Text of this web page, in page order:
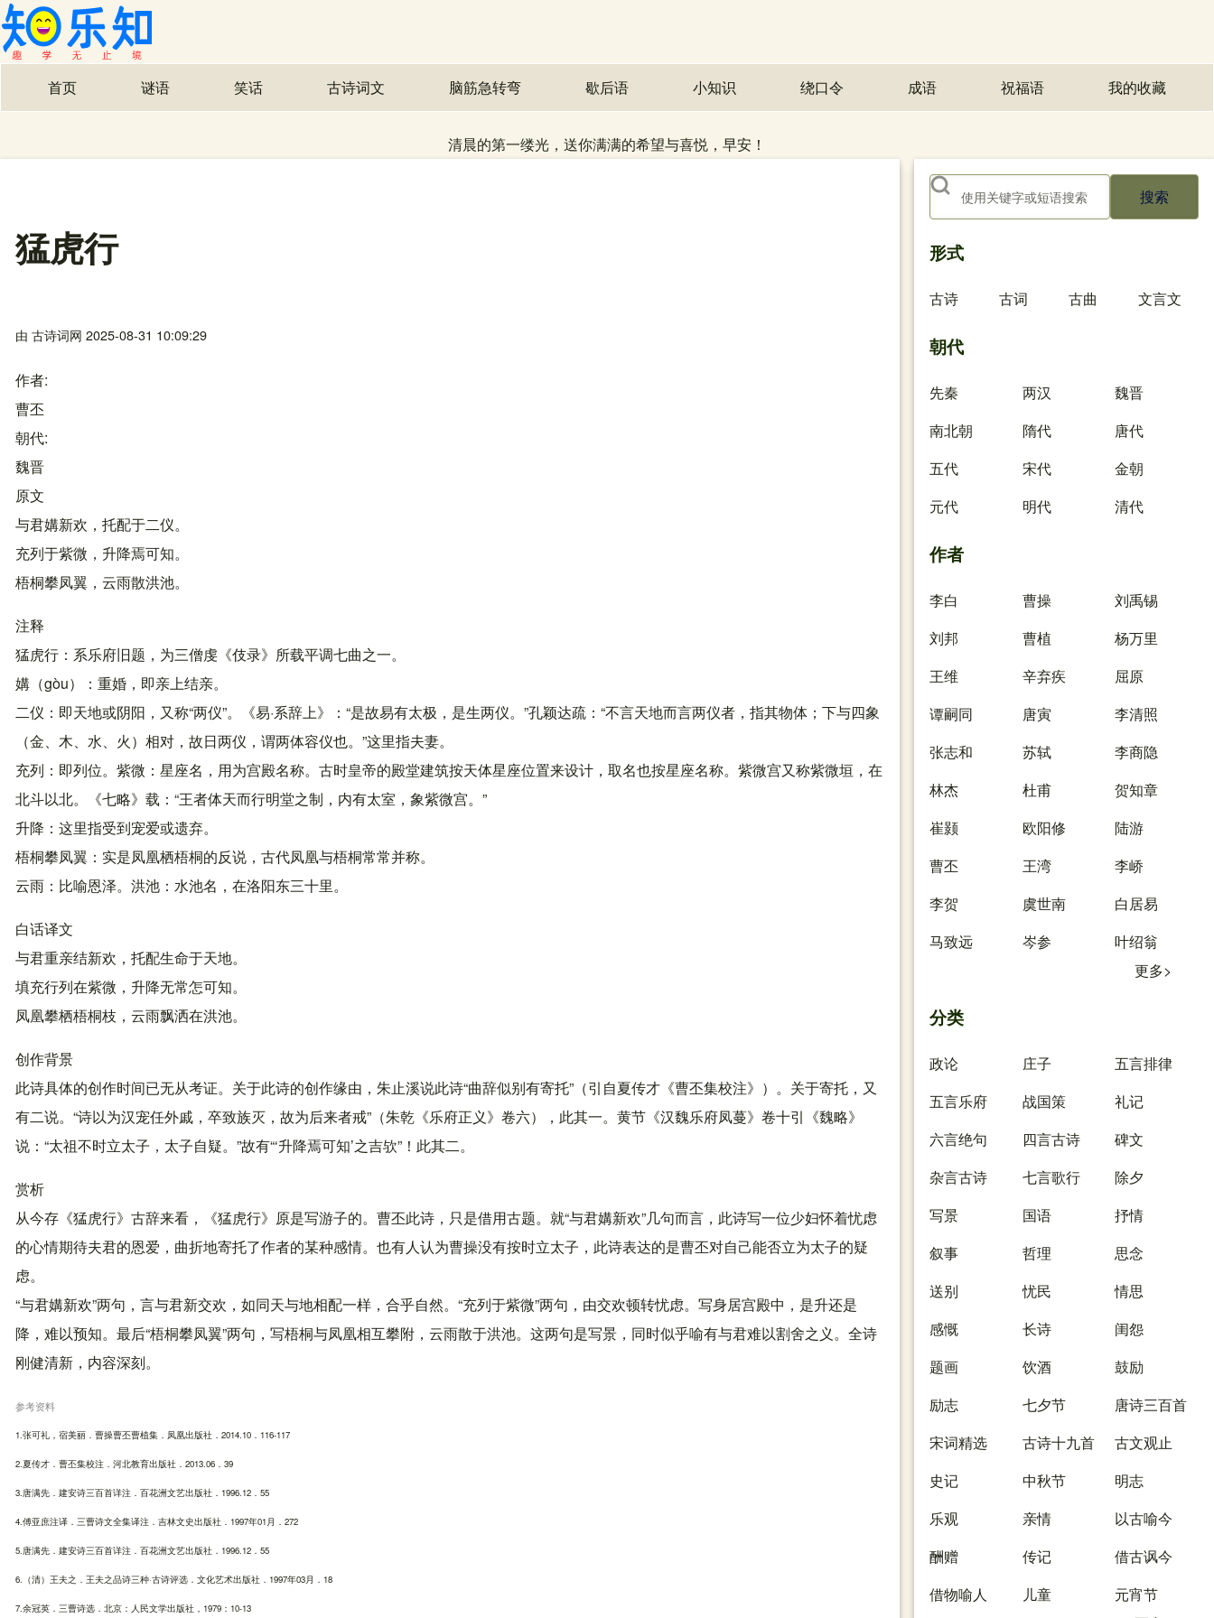
主导航
首页 谜语 笑话 古诗词文 脑筋急转弯 歇后语 小知识 绕口令 成语 祝福语 我的收藏(opens in
清晨的第一缕光，送你满满的希望与喜悦，早安！
猛虎行
由 古诗词网 2025-08-31 10:09:29
作者
曹丕
朝代
魏晋
原文
与君媾新欢，托配于二仪。
充列于紫微，升降焉可知。
梧桐攀凤翼，云雨散洪池。
注释
猛虎行：系乐府旧题，为三僧虔《伎录》所载平调七曲之一。
媾（gòu）：重婚，即亲上结亲。
二仪：即天地或阴阳，又称“两仪”。《易·系辞上》：“是故易有太极，是生两仪。”孔颖达疏：“不言天地而言两仪者，指其物体；下与四象
（金、木、水、火）相对，故日两仪，谓两体容仪也。”这里指夫妻。
充列：即列位。紫微：星座名，用为宫殿名称。古时皇帝的殿堂建筑按天体星座位置来设计，取名也按星座名称。紫微宫又称紫微垣，在
北斗以北。《七略》载：“王者体天而行明堂之制，内有太室，象紫微宫。”
升降：这里指受到宠爱或遗弃。
梧桐攀凤翼：实是凤凰栖梧桐的反说，古代凤凰与梧桐常常并称。
云雨：比喻恩泽。洪池：水池名，在洛阳东三十里。
白话译文
与君重亲结新欢，托配生命于天地。
填充行列在紫微，升降无常怎可知。
凤凰攀栖梧桐枝，云雨飘洒在洪池。
创作背景
此诗具体的创作时间已无从考证。关于此诗的创作缘由，朱止溪说此诗“曲辞似别有寄托”（引自夏传才《曹丕集校注》）。关于寄托，又
有二说。“诗以为汉宠任外戚，卒致族灭，故为后来者戒”（朱乾《乐府正义》卷六），此其一。黄节《汉魏乐府凤蔓》卷十引《魏略》
说：“太祖不时立太子，太子自疑。”故有“‘升降焉可知’之吉欤”！此其二。
赏析
从今存《猛虎行》古辞来看，《猛虎行》原是写游子的。曹丕此诗，只是借用古题。就“与君媾新欢”几句而言，此诗写一位少妇怀着忧虑
的心情期待夫君的恩爱，曲折地寄托了作者的某种感情。也有人认为曹操没有按时立太子，此诗表达的是曹丕对自己能否立为太子的疑
虑。
“与君媾新欢”两句，言与君新交欢，如同天与地相配一样，合乎自然。“充列于紫微”两句，由交欢顿转忧虑。写身居宫殿中，是升还是
降，难以预知。最后“梧桐攀凤翼”两句，写梧桐与凤凰相互攀附，云雨散于洪池。这两句是写景，同时似乎喻有与君难以割舍之义。全诗
刚健清新，内容深刻。
参考资料
1.张可礼，宿美丽．曹操曹丕曹植集．凤凰出版社．2014.10．116-117
2.夏传才．曹丕集校注．河北教育出版社．2013.06．39
3.唐满先．建安诗三百首详注．百花洲文艺出版社．1996.12．55
4.傅亚庶注译．三曹诗文全集译注．吉林文史出版社．1997年01月．272
5.唐满先．建安诗三百首详注．百花洲文艺出版社．1996.12．55
6.（清）王夫之．王夫之品诗三种·古诗评选．文化艺术出版社．1997年03月．18
7.余冠英．三曹诗选．北京：人民文学出版社，1979：10-13
搜索
形式
古诗 古词 古曲 文言文
朝代
先秦 两汉
魏晋
南北朝
隋代
唐代
五代
宋代
金朝
元代
明代 清代
作者
李白 曹操
刘禹锡
刘邦
曹植
杨万里
王维
辛弃疾
屈原
谭嗣同
唐寅
李清照
张志和
苏轼
李商隐
林杰
杜甫
贺知章
崔颢
欧阳修
陆游
曹丕
王湾
李峤
李贺
虞世南
白居易
马致远
岑参
叶绍翁
更多>
分类
政论 庄子
五言排律
五言乐府
战国策
礼记
六言绝句
四言古诗
碑文
杂言古诗
七言歌行
除夕
写景
国语
抒情
叙事
哲理
思念
送别
忧民
情思
感慨
长诗
闺怨
题画
饮酒
鼓励
励志
七夕节
唐诗三百首
宋词精选
古诗十九首
古文观止
史记
中秋节
明志
乐观
亲情
以古喻今
酬赠
传记
借古讽今
借物喻人
儿童
元宵节